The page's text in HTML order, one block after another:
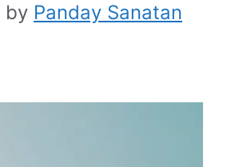
by Panday Sanatan